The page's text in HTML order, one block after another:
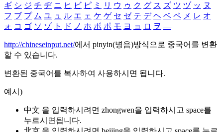
ギ シ ジ チ ヂ ニ ヒ ビ ピ ミ リ ウ ゥ ク グ ス ズ ツ ヅ ッ ヌ
フ ブ プ ム ユ ュ ル エ ェ ケ ゲ セ ゼ テ デ ヘ ベ ペ メ レ オ
ォ コ ゴ ソ ゾ ト ド ノ ホ ボ ポ モ ヨ ョ ロ ヲ ―
http://chineseinput.net/에서 pinyin(병음)방식으로 중국어를 변환
할 수 있습니다.
변환된 중국어를 복사하여 사용하시면 됩니다.
예시)
中文 을 입력하시려면 zhongwen을 입력하시고 space를
누르시면됩니다.